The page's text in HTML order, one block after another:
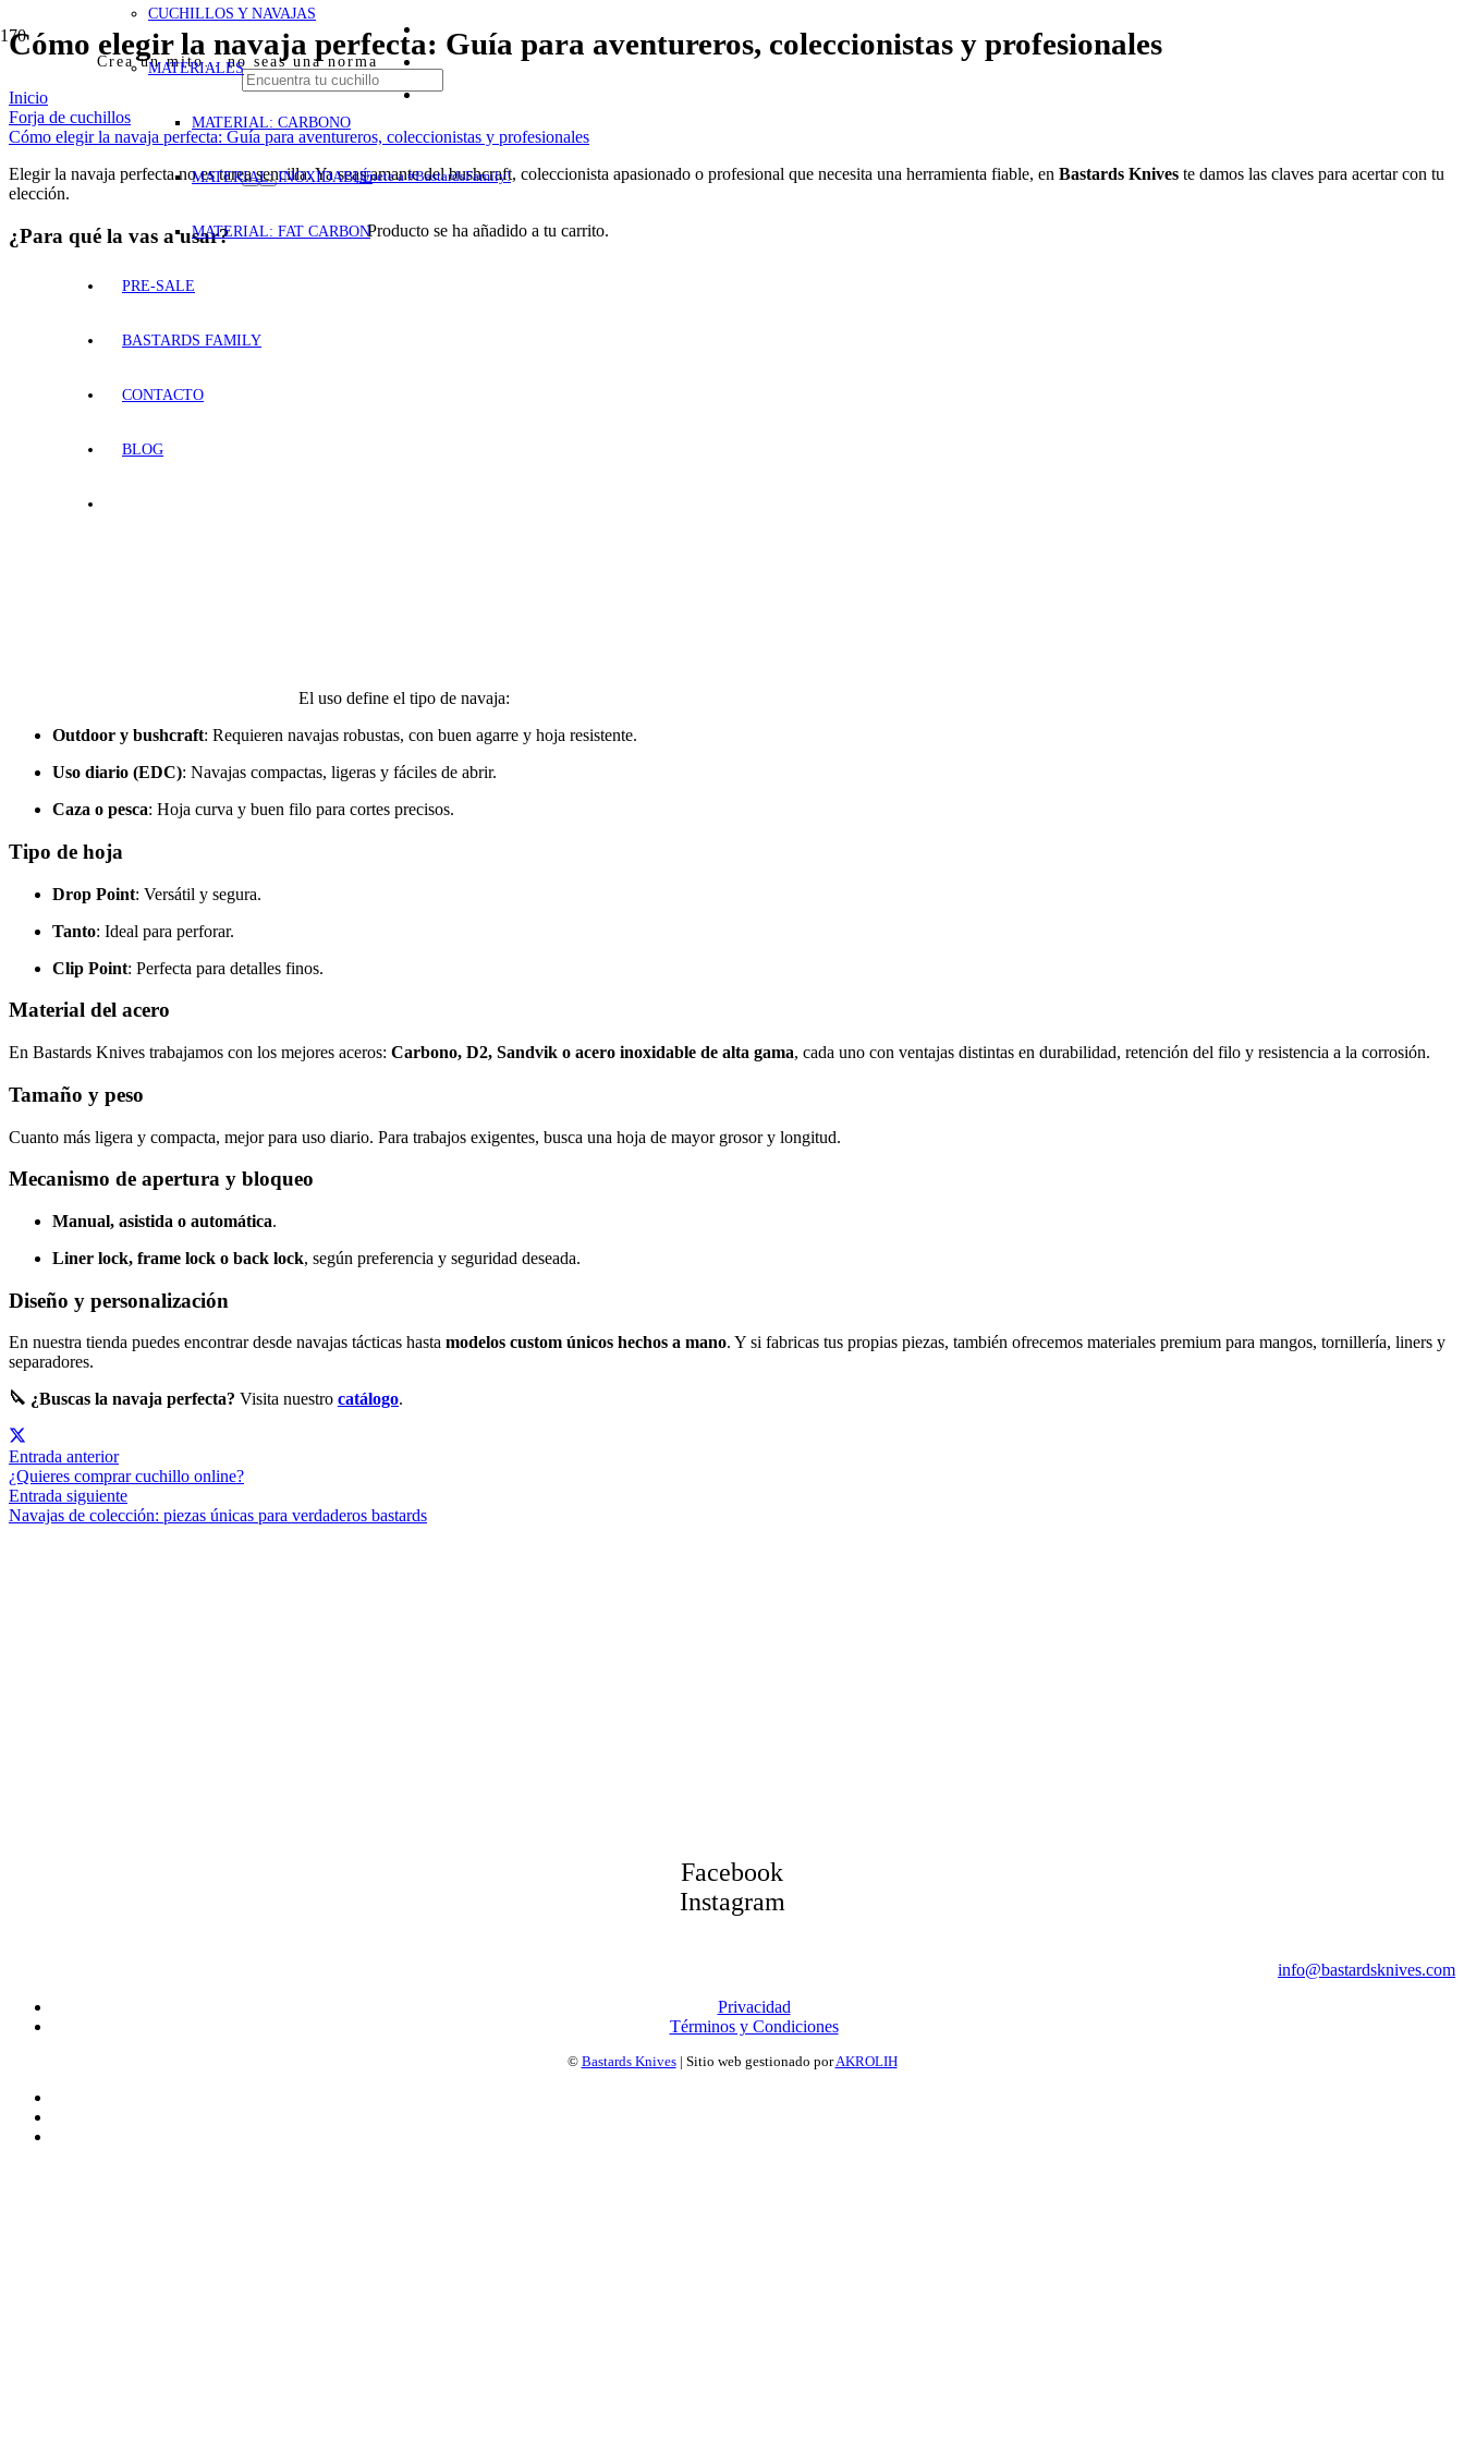
Crea un mito… no seas una norma
CUCHILLOS Y NAVAJAS
MATERIALES
MATERIAL: CARBONO
MATERIAL: INOXIDABLE
MATERIAL: FAT CARBON
PRE-SALE
BASTARDS FAMILY
CONTACTO
BLOG
¡Únete a #BastardsFamily!
Producto se ha añadido a tu carrito.
Cómo elegir la navaja perfecta: Guía para aventureros, coleccionistas y profesionales
Inicio
Forja de cuchillos
Cómo elegir la navaja perfecta: Guía para aventureros, coleccionistas y profesionales
Elegir la navaja perfecta no es tarea sencilla. Ya seas amante del bushcraft, coleccionista apasionado o profesional que necesita una herramienta fiable, en Bastards Knives te damos las claves para acertar con tu
elección.
¿Para qué la vas a usar?
El uso define el tipo de navaja:
Outdoor y bushcraft: Requieren navajas robustas, con buen agarre y hoja resistente.
Uso diario (EDC): Navajas compactas, ligeras y fáciles de abrir.
Caza o pesca: Hoja curva y buen filo para cortes precisos.
Tipo de hoja
Drop Point: Versátil y segura.
Tanto: Ideal para perforar.
Clip Point: Perfecta para detalles finos.
Material del acero
En Bastards Knives trabajamos con los mejores aceros: Carbono, D2, Sandvik o acero inoxidable de alta gama, cada uno con ventajas distintas en durabilidad, retención del filo y resistencia a la corrosión.
Tamaño y peso
Cuanto más ligera y compacta, mejor para uso diario. Para trabajos exigentes, busca una hoja de mayor grosor y longitud.
Mecanismo de apertura y bloqueo
Manual, asistida o automática.
Liner lock, frame lock o back lock, según preferencia y seguridad deseada.
Diseño y personalización
En nuestra tienda puedes encontrar desde navajas tácticas hasta modelos custom únicos hechos a mano. Y si fabricas tus propias piezas, también ofrecemos materiales premium para mangos, tornillería, liners y
separadores.
🔪 ¿Buscas la navaja perfecta? Visita nuestro catálogo.
Entrada anterior
¿Quieres comprar cuchillo online?
Entrada siguiente
Navajas de colección: piezas únicas para verdaderos bastards
Facebook
Instagram
info@bastardsknives.com
Privacidad
Términos y Condiciones
© Bastards Knives| Sitio web gestionado porAKROLIH